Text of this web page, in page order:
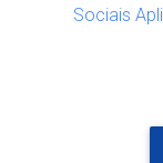
Sociais